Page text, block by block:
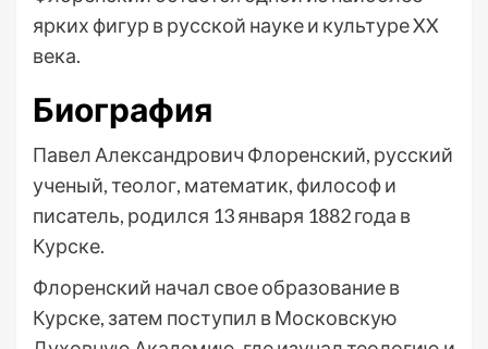
ярких фигур в русской науке и культуре XX
века.
Биография
Павел Александрович Флоренский, русский
ученый, теолог, математик, философ и
писатель, родился 13 января 1882 года в
Курске.
Флоренский начал свое образование в
Курске, затем поступил в Московскую